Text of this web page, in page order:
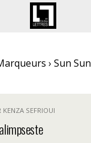
› Sun Sun
KENZA SEFRIOUI